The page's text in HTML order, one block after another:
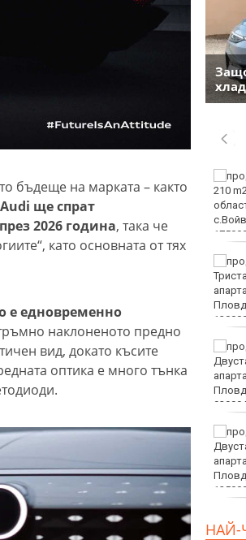
бъдеще на марката – както
ще спрат
2026 година, така че
като основната от тях
е едновременно
наклоненото предно
вид, докато късите
оптика е много тънка
Атлетик (Провадия) за
Аматьорската купа
педофили“
Близо 30 000 фиша и
3000 акта написа КАТ за
седмица
Колоездачи от 26
Европейското по
спускане на Витоша
НАЙ-